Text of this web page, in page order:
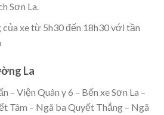
Sơn La.
xe từ 5h30 đến 18h30 với tần
La
– Viện Quân y 6 – Bến xe Sơn La –
Tâm – Ngã ba Quyết Thắng – Ngã